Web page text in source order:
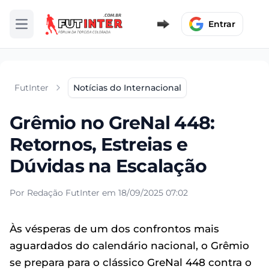
Abrir menu Entrar
FutInter Notícias do Internacional
Grêmio no GreNal 448:
Retornos, Estreias e
Dúvidas na Escalação
Por Redação FutInter em 18/09/2025 07:02
Às vésperas de um dos confrontos mais
aguardados do calendário nacional, o Grêmio
se prepara para o clássico GreNal 448 contra o